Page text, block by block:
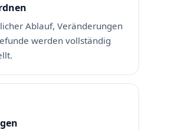
Ablauf, Veränderungen
werden vollständig